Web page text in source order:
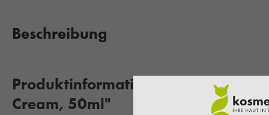
Beschreibung
Produktinformationen
Cream, 50ml"